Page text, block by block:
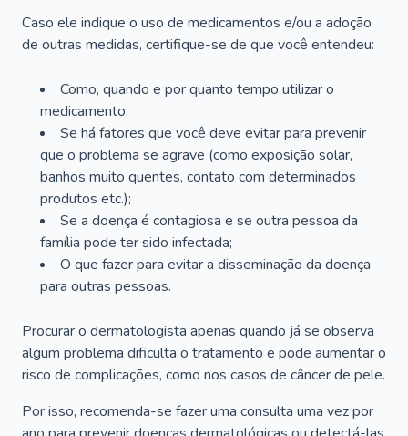
Caso ele indique o uso de medicamentos e/ou a adoção
de outras medidas, certifique-se de que você entendeu:
Como, quando e por quanto tempo utilizar o
medicamento;
Se há fatores que você deve evitar para prevenir
que o problema se agrave (como exposição solar,
banhos muito quentes, contato com determinados
produtos etc.);
Se a doença é contagiosa e se outra pessoa da
família pode ter sido infectada;
O que fazer para evitar a disseminação da doença
para outras pessoas.
Procurar o dermatologista apenas quando já se observa
algum problema dificulta o tratamento e pode aumentar o
risco de complicações, como nos casos de câncer de pele.
Por isso, recomenda-se fazer uma consulta uma vez por